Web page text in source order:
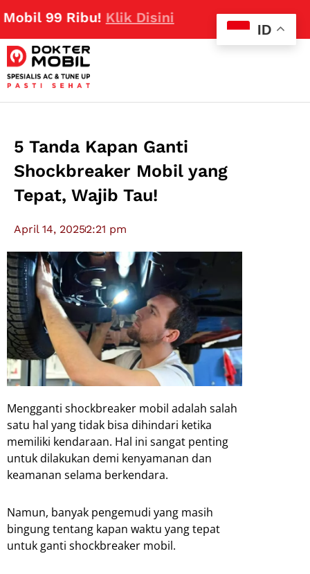
99 Ribu! Klik Disini
5 Tanda Kapan Ganti
Shockbreaker Mobil yang
Tepat, Wajib Tau!
April 14, 20252:21 pm
Mengganti shockbreaker mobil adalah salah
satu hal yang tidak bisa dihindari ketika
memiliki kendaraan. Hal ini sangat penting
untuk dilakukan demi kenyamanan dan
keamanan selama berkendara.
Namun, banyak pengemudi yang masih
bingung tentang kapan waktu yang tepat
untuk ganti shockbreaker mobil.
ID